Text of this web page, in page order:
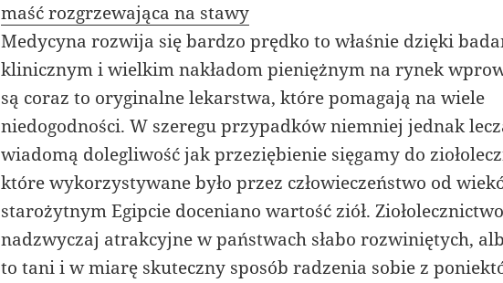
maść rozgrzewająca na stawy
Medycyna rozwija się bardzo prędko to właśnie dzięki
klinicznym i wielkim nakładom pieniężnym na rynek
są coraz to oryginalne lekarstwa, które pomagają na wiele
niedogodności. W szeregu przypadków niemniej jednak
wiadomą dolegliwość jak przeziębienie sięgamy do
które wykorzystywane było przez człowieczeństwo od
starożytnym Egipcie doceniano wartość ziół.
nadzwyczaj atrakcyjne w państwach słabo rozwiniętych,
to tani i w miarę skuteczny sposób radzenia sobie z